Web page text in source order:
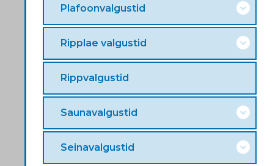
Plafoonvalgustid
Ripplae valgustid
Rippvalgustid
Saunavalgustid
Seinavalgustid